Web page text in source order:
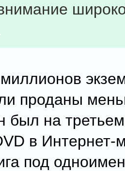
проданы
был на
в Интернет-
под